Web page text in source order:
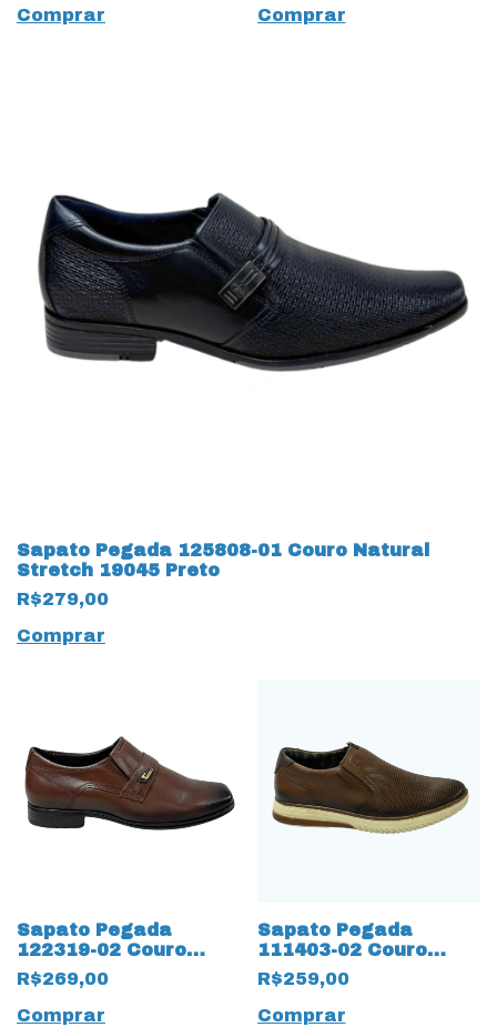
Comprar
Comprar
Sapato Pegada 125808-01 Couro Natural
Stretch 19045 Preto
R$279,00
Comprar
Sapato Pegada
122319-02 Couro
Naural Mestiço 19043
Pinhão
R$269,00
Comprar
Sapato Pegada
111403-02 Couro
Natural Anilina 15893
Pinhão
R$259,00
Comprar